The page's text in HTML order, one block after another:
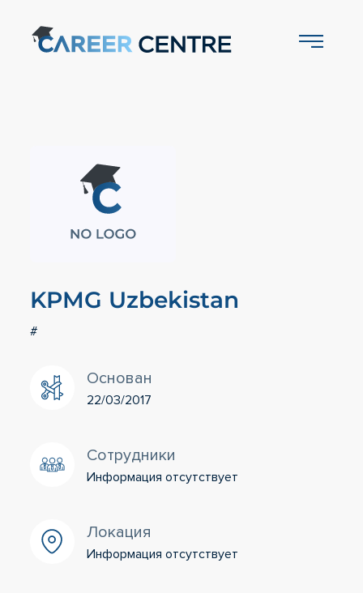
KPMG Uzbekistan
#
Основан
22/03/2017
Сотрудники
Информация отсутствует
Локация
Информация отсутствует